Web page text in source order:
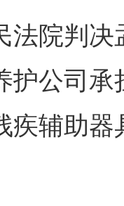
院判决
护公司
疾辅助